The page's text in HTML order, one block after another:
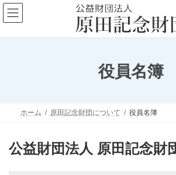
コ
ン
ナ
ビ
役員名簿
ホーム 原田記念財団について 役員名簿
公益財団法人 原田記念財